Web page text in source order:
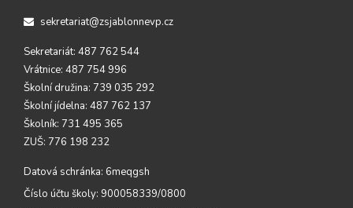
sekretariat@zsjablonnevp.cz
Sekretariát: 487 762 544
Vrátnice: 487 754 996
Školní družina: 739 035 292
Školní jídelna: 487 762 137
Školník: 731 495 365
ZUŠ: 776 198 232
Datová schránka: 6meqgsh
Číslo účtu školy: 900058339/0800